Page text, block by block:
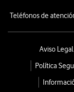
Teléfonos de
Aviso Legal
Política